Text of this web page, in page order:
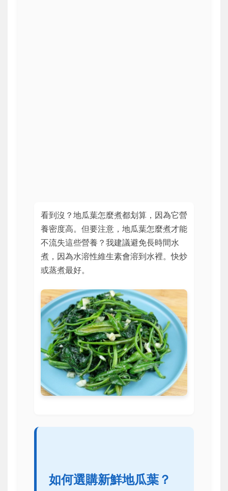
看到沒？地瓜葉怎麼煮都划算，因為它營
養密度高。但要注意，地瓜葉怎麼煮才能
不流失這些營養？我建議避免長時間水
煮，因為水溶性維生素會溶到水裡。快炒
或蒸煮最好。
如何選購新鮮地瓜葉？